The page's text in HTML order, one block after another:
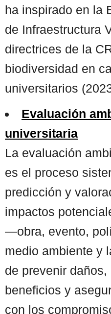
ha inspirado en la
de Infraestructura
directrices de la
biodiversidad en
universitarios
Evaluación
universitaria
La evaluación
es el proceso
predicción y
impactos
—obra, evento,
medio ambiente y
de prevenir
beneficios y
con los